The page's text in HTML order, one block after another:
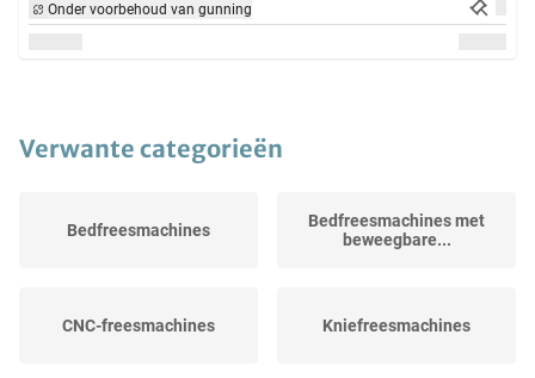
Onder voorbehoud van gunning
Verwante categorieën
Bedfreesmachines
Bedfreesmachines met
beweegbare...
CNC-freesmachines Kniefreesmachines